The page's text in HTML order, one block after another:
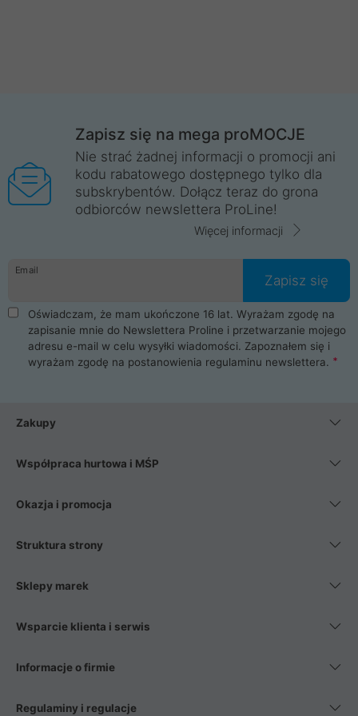
Zapisz się na mega proMOCJE
Nie strać żadnej informacji o promocji ani
kodu rabatowego dostępnego tylko dla
subskrybentów. Dołącz teraz do grona
odbiorców newslettera ProLine!
Więcej informacji
Email
Zapisz się
Oświadczam, że mam ukończone 16 lat. Wyrażam zgodę na
zapisanie mnie do Newslettera Proline i przetwarzanie mojego
adresu e-mail w celu wysyłki wiadomości. Zapoznałem się i
wyrażam zgodę na postanowienia regulaminu newslettera.
Zakupy
Współpraca hurtowa i MŚP
Okazja i promocja
Struktura strony
Sklepy marek
Wsparcie klienta i serwis
Informacje o firmie
Regulaminy i regulacje